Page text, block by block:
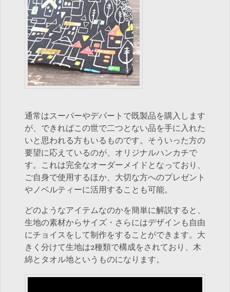
通常はスーパーやデパートで既製品を購入します
が、できればこの世で二つとない品を手に入れた
いと思われる方もいるものです。そういった方の
要望に応えているのが、オリジナルハンカチで
す。これは完全なオーダーメイドとなっており、
ご自身で使用するほか、大切な方へのプレゼント
やノベルティーに活用することも可能。
どのようなアイテムなのかを簡単に解説すると、
生地の素材からサイズ・さらにはデザインも自由
にチョイスをして制作をすることができます。大
きく分けて生地は2種類で構成をされており、木
綿とタオル地というものになります。